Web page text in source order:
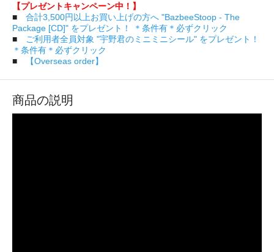
【プレゼントキャンペーン中！】
■ 合計3,500円以上お買い上げの方へ "BazbeeStoop - The
Package [CD]" をプレゼント！ ＊条件有＊必ずクリック
■
ご利用者全員対象 "宇野君のミニミニシール" をプレゼント！
＊条件有＊必ずクリック
■
【Overseas order】
商品の説明